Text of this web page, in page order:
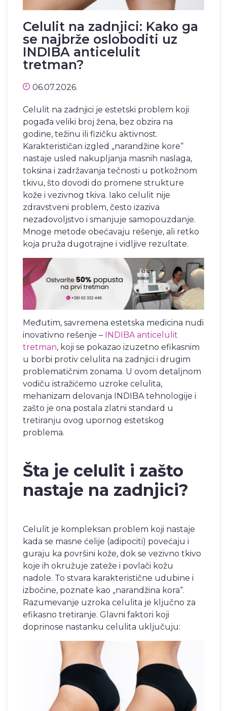
Celulit na zadnjici: Kako ga
se najbrže osloboditi uz
INDIBA anticelulit
tretman?
06.07.2026.
Celulit na zadnjici je estetski problem koji
pogađa veliki broj žena, bez obzira na
godine, težinu ili fizičku aktivnost.
Karakterističan izgled „narandžine kore“
nastaje usled nakupljanja masnih naslaga,
toksina i zadržavanja tečnosti u potkožnom
tkivu, što dovodi do promene strukture
kože i vezivnog tkiva. Iako celulit nije
zdravstveni problem, često izaziva
nezadovoljstvo i smanjuje samopouzdanje.
Mnoge metode obećavaju rešenje, ali retko
koja pruža dugotrajne i vidljive rezultate.
Međutim, savremena estetska medicina nudi
inovativno rešenje – INDIBA anticelulit
tretman, koji se pokazao izuzetno efikasnim
u borbi protiv celulita na zadnjici i drugim
problematičnim zonama. U ovom detaljnom
vodiču istražićemo uzroke celulita,
mehanizam delovanja INDIBA tehnologije i
zašto je ona postala zlatni standard u
tretiranju ovog upornog estetskog
problema.
Šta je celulit i zašto
nastaje na zadnjici?
Celulit je kompleksan problem koji nastaje
kada se masne ćelije (adipociti) povećaju i
guraju ka površini kože, dok se vezivno tkivo
koje ih okružuje zateže i povlači kožu
nadole. To stvara karakteristične udubine i
izbočine, poznate kao „narandžina kora“.
Razumevanje uzroka celulita je ključno za
efikasno tretiranje. Glavni faktori koji
doprinose nastanku celulita uključuju: